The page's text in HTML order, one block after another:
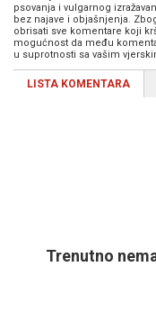
psovanja i vulgarnog
bez najave i objašnjenja.
obrisati sve komentare koji
mogućnost da među
u suprotnosti sa vašim
LISTA KOMENTARA
Trenutno